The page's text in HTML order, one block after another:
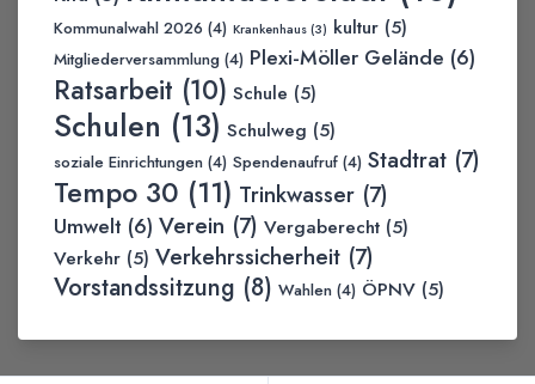
Kommunalwahl 2026 (4) Krankenhaus (3) kultur (5)
Mitgliederversammlung (4) Plexi-Möller Gelände (6)
Ratsarbeit (10) Schule (5)
Schulen (13) Schulweg (5)
soziale Einrichtungen (4) Spendenaufruf (4) Stadtrat (7)
Tempo 30 (11) Trinkwasser (7)
Umwelt (6) Verein (7) Vergaberecht (5)
Verkehr (5) Verkehrssicherheit (7)
Vorstandssitzung (8) Wahlen (4) ÖPNV (5)